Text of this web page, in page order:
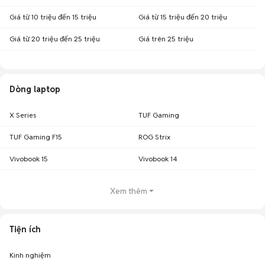
Giá từ 10 triệu đến 15 triệu Giá từ 15 triệu đến 20 triệu
Giá từ 20 triệu đến 25 triệu Giá trên 25 triệu
Dòng laptop
X Series TUF Gaming
TUF Gaming F15 ROG Strix
Vivobook 15 Vivobook 14
Xem thêm
Tiện ích
Kinh nghiệm